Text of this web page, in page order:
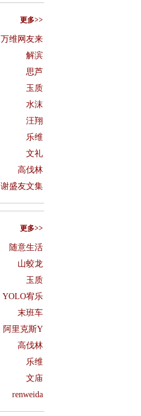
更多>>
万维网友来
解滨
思芦
玉质
水沫
汪翔
乐维
文礼
高伐林
谢盛友文集
更多>>
随意生活
山蛟龙
玉质
YOLO宥乐
末班车
阿里克斯Y
高伐林
乐维
文庙
renweida